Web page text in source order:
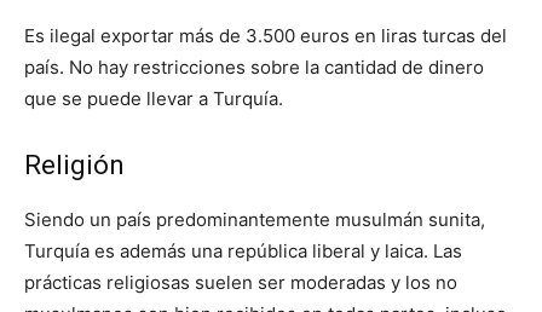
Es ilegal exportar más de 3.500 euros en liras turcas del
país. No hay restricciones sobre la cantidad de dinero
que se puede llevar a Turquía.
Religión
Siendo un país predominantemente musulmán sunita,
Turquía es además una república liberal y laica. Las
prácticas religiosas suelen ser moderadas y los no